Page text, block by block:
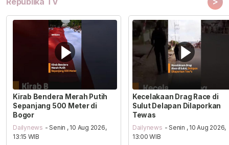
Kirab Bendera Merah Putih
Sepanjang 500 Meter di
Bogor
Dailynews - Senin , 10 Aug 2026,
13:15 WIB
Kecelakaan Drag Race di
Sulut Delapan Dilaporkan
Tewas
Dailynews - Senin , 10 Aug 2026,
13:00 WIB